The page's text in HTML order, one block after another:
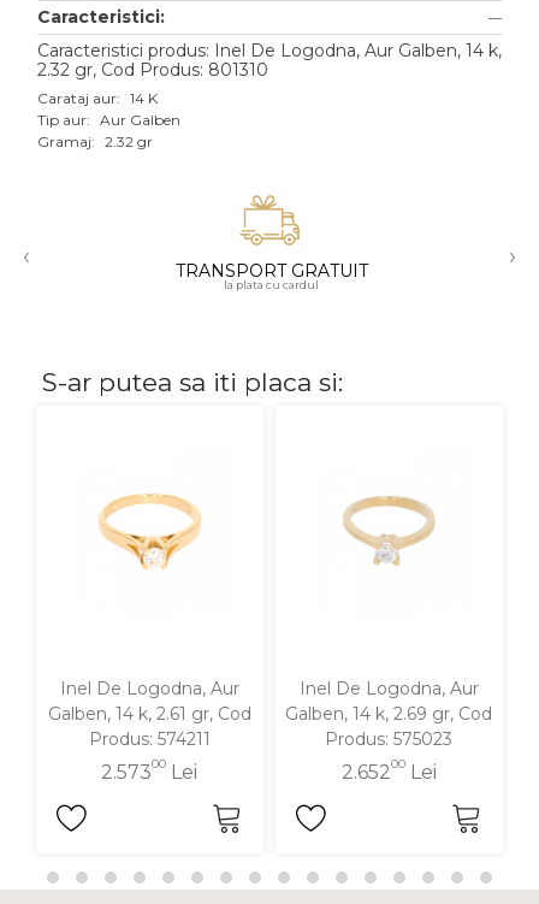
Aur alb
Aur roz
Aur mixt
18K
Caracteristici:
Caracteristici produs: Inel De Logodna, Aur Galben, 14 k,
2.32 gr, Cod Produs: 801310
Carataj aur: 14 K
Tip aur: Aur Galben
Gramaj: 2.32 gr
‹ TRANSPORT GRATUIT
la plata cu cardul
›
S-ar putea sa iti placa si:
Inel De Logodna, Aur
Galben, 14 k, 2.61 gr, Cod
Produs: 574211
2.57300 Lei
Inel De Logodna, Aur
Galben, 14 k, 2.69 gr, Cod
Produs: 575023
2.65200Lei